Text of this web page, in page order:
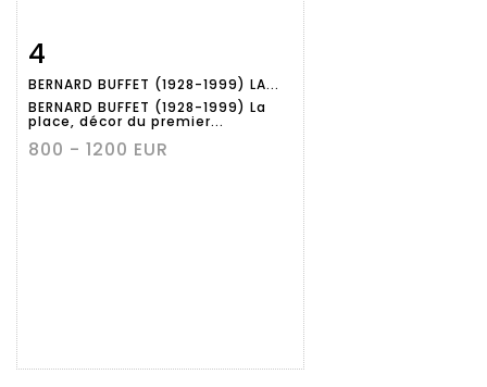
4
BERNARD BUFFET (1928-1999) LA...
BERNARD BUFFET (1928-1999) La
place, décor du premier...
800 - 1200 EUR